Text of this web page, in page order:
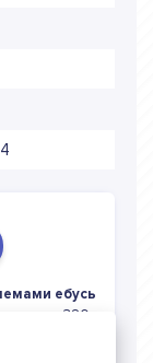
ебусь
320
онлайн